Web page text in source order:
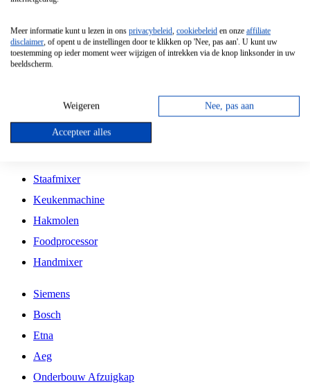
Vrijstaande Magnetron
Vrijstaande Kookplaat
Inbouw Gaskookplaat
Inbouw Keramische Kookplaat
Kookplaat Accessoires
Staafmixer
Keukenmachine
Hakmolen
Foodprocessor
Handmixer
Siemens
Bosch
Etna
Aeg
Onderbouw Afzuigkap
Meer informatie kunt u lezen in ons privacybeleid, cookiebeleid en onze affiliate
disclaimer, of opent u de instellingen door te klikken op 'Nee, pas aan'. U kunt uw
toestemming op ieder moment weer wijzigen of intrekken via de knop linksonder in uw
beeldscherm.
Weigeren Nee, pas aan
Accepteer alles